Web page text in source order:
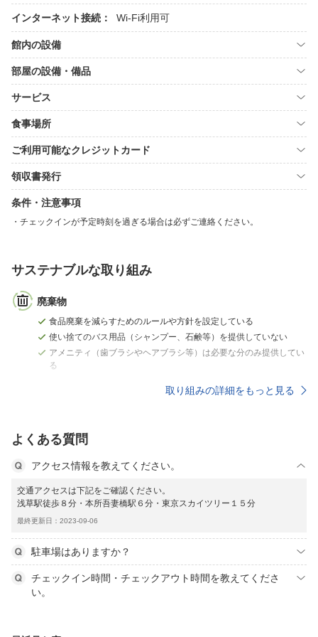
インターネット接続： Wi-Fi利用可
館内の設備
部屋の設備・備品
サービス
食事場所
ご利用可能なクレジットカード
領収書発行
条件・注意事項
チェックインが予定時刻を過ぎる場合は必ずご連絡ください。
サステナブルな取り組み
廃棄物
食品廃棄を減らすためのルールや方針を設定している
使い捨てのバス用品（シャンプー、石鹸等）を提供していない
アメニティ（歯ブラシやヘアブラシ等）は必要な分のみ提供してい
る
取り組みの詳細をもっと見る
よくある質問
アクセス情報を教えてください。
交通アクセスは下記をご確認ください。
浅草駅徒歩８分・本所吾妻橋駅６分・東京スカイツリー１５分
最終更新日：2023-09-06
駐車場はありますか？
チェックイン時間・チェックアウト時間を教えてくださ
い。